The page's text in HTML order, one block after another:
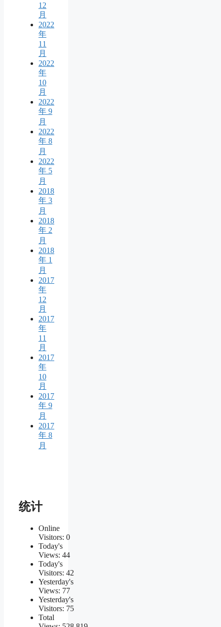
12
月
2022
年
11
月
2022
年
10
月
2022
年 9
月
2022
年 8
月
2022
年 5
月
2018
年 3
月
2018
年 2
月
2018
年 1
月
2017
年
12
月
2017
年
11
月
2017
年
10
月
2017
年 9
月
2017
年 8
月
统计
Online
Visitors: 0
Today's
Views: 44
Today's
Visitors: 42
Yesterday's
Views: 77
Yesterday's
Visitors: 75
Total